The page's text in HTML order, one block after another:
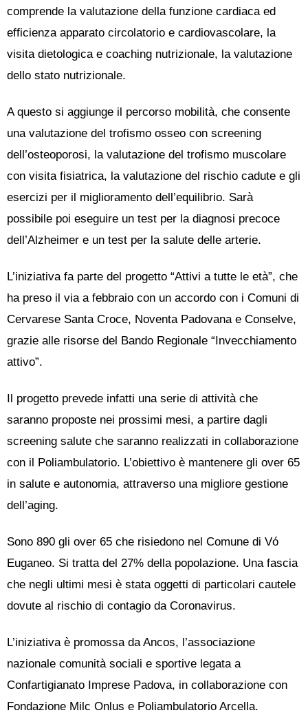
comprende la valutazione della funzione cardiaca ed
efficienza apparato circolatorio e cardiovascolare, la
visita dietologica e coaching nutrizionale, la valutazione
dello stato nutrizionale.
A questo si aggiunge il percorso mobilità, che consente
una valutazione del trofismo osseo con screening
dell’osteoporosi, la valutazione del trofismo muscolare
con visita fisiatrica, la valutazione del rischio cadute e gli
esercizi per il miglioramento dell’equilibrio. Sarà
possibile poi eseguire un test per la diagnosi precoce
dell’Alzheimer e un test per la salute delle arterie.
L’iniziativa fa parte del progetto “Attivi a tutte le età”, che
ha preso il via a febbraio con un accordo con i Comuni di
Cervarese Santa Croce, Noventa Padovana e Conselve,
grazie alle risorse del Bando Regionale “Invecchiamento
attivo”.
Il progetto prevede infatti una serie di attività che
saranno proposte nei prossimi mesi, a partire dagli
screening salute che saranno realizzati in collaborazione
con il Poliambulatorio. L’obiettivo è mantenere gli over 65
in salute e autonomia, attraverso una migliore gestione
dell’aging.
Sono 890 gli over 65 che risiedono nel Comune di Vó
Euganeo. Si tratta del 27% della popolazione. Una fascia
che negli ultimi mesi è stata oggetti di particolari cautele
dovute al rischio di contagio da Coronavirus.
L’iniziativa è promossa da Ancos, l’associazione
nazionale comunità sociali e sportive legata a
Confartigianato Imprese Padova, in collaborazione con
Fondazione Milc Onlus e Poliambulatorio Arcella.